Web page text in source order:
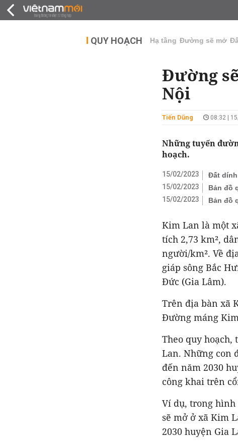
QUY HOẠCH Hạ tầng Đường sẽ mở
Đường
Nội
Tiến Dũng 08:32 |
Những tuyến
hoạch.
15/02/2023
Đất dính
15/02/2023
Bản đồ
15/02/2023
Bản đồ
Kim Lan là một
tích 2,73 km²,
người/km². Về
giáp sông Bắc
Đức (Gia Lâm).
Trên địa bàn xã
Đường máng
Theo quy
Lan. Những con
đến năm 2030
công khai trên
Ví dụ, trong
sẽ mở ở xã Kim
2030 huyện Gia